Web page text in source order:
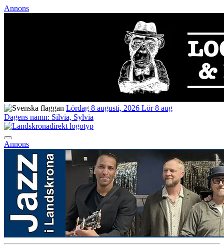
Annons
Lördag 8 augusti, 2026 Lör 8 aug
Dagens namn: Silvia, Sylvia
Annons